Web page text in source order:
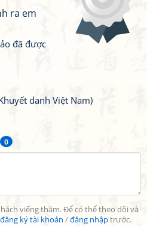
0
viếng thăm. Để có thể theo dõi và
đăng ký tài khoản /đăng nhậptrước.
ra em
đã được
danh Việt Nam)